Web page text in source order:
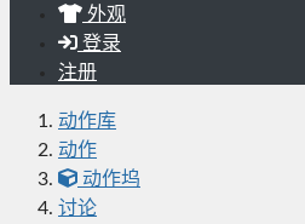
外观
登录
注册
动作库
动作
动作坞
讨论